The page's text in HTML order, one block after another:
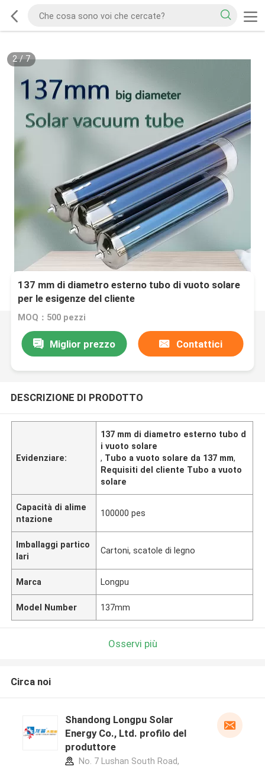
2/7
137 mm di diametro esterno tubo di vuoto solare
per le esigenze del cliente
MOQ：500 pezzi
Miglior prezzo Contattici
DESCRIZIONE DI PRODOTTO
Evidenziare:
137 mm di diametro esterno tubo d
i vuoto solare
, Tubo a vuoto solare da 137 mm,
Requisiti del cliente Tubo a vuoto
solare
Capacità di alime
ntazione
100000 pes
Imballaggi partico
lari
Cartoni, scatole di legno
Marca Longpu
Model Number 137mm
Osservi più
Circa noi
Shandong Longpu Solar
Energy Co., Ltd. profilo del
produttore
No. 7 Lushan South Road,